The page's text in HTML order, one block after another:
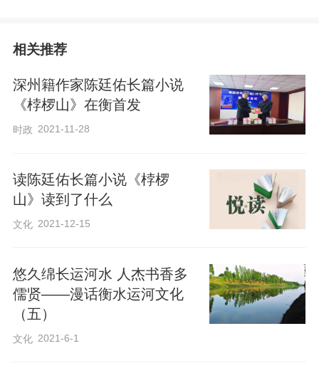
国主义精神，助力师生以文弘道、赓续文
首发式吸引了市委党史研究室、市文联、
市作协等单位的领导，央视及地方媒体记
环节，党史专家、文学评论者以及师生代
表从史学、文学、教育等多个角度对《陶
村兵事》展开深入探讨。大家一致认为，
合，不仅是对地方历史记忆的抢救性记
录，也为当代文学增添了厚重的乡土生命
相关推荐
深州籍作家陈廷佑长篇小说
《桲椤山》在衡首发
时政 2021-11-28
读陈廷佑长篇小说《桲椤
山》读到了什么
文化 2021-12-15
悠久绵长运河水 人杰书香多
儒贤——漫话衡水运河文化
（五）
文化 2021-6-1